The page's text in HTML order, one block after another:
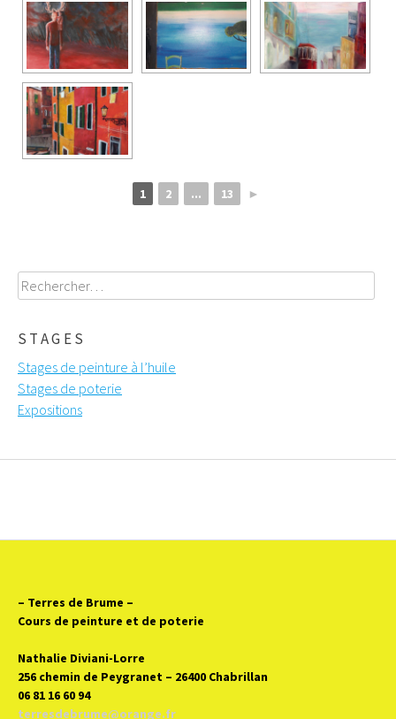
1 2 ... 13 ►
Rechercher :
STAGES
Stages de peinture à l’huile
Stages de poterie
Expositions
– Terres de Brume –
Cours de peinture et de poterie
Nathalie Diviani-Lorre
256 chemin de Peygranet – 26400 Chabrillan
06 81 16 60 94
terresdebrume@orange.fr